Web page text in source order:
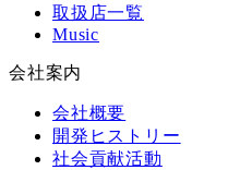
取扱店一覧
Music
会社案内
会社概要
開発ヒストリー
社会貢献活動